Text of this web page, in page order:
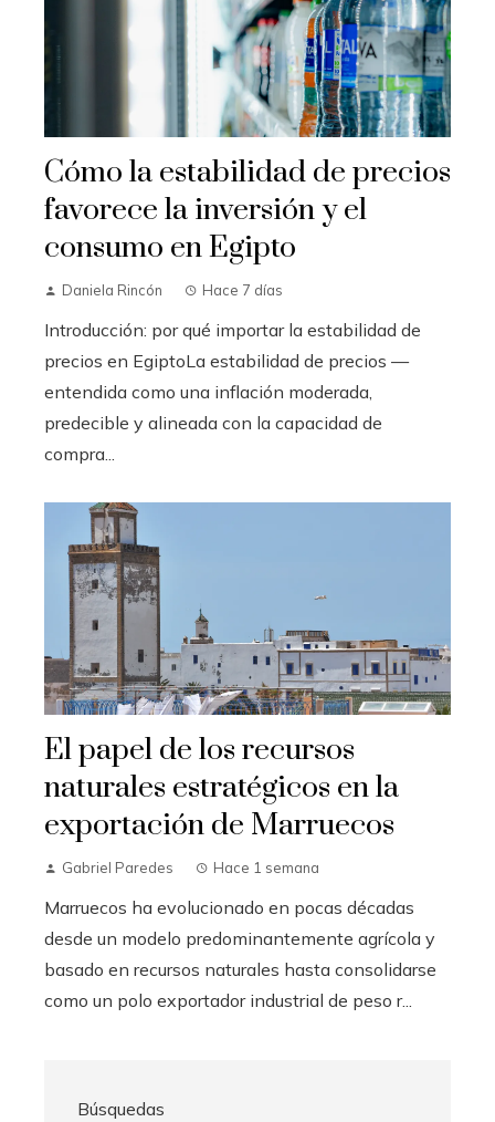
Cómo la estabilidad de precios
favorece la inversión y el
consumo en Egipto
Daniela Rincón Hace 7 días
Introducción: por qué importar la estabilidad de
precios en EgiptoLa estabilidad de precios —
entendida como una inflación moderada,
predecible y alineada con la capacidad de
compra...
El papel de los recursos
naturales estratégicos en la
exportación de Marruecos
Gabriel Paredes Hace 1 semana
Marruecos ha evolucionado en pocas décadas
desde un modelo predominantemente agrícola y
basado en recursos naturales hasta consolidarse
como un polo exportador industrial de peso r...
Búsquedas